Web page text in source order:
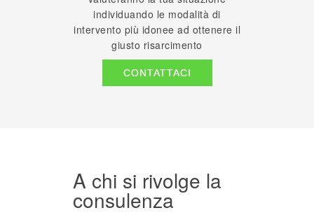
individuando le modalità di
intervento più idonee ad ottenere il
giusto risarcimento
CONTATTACI
A chi si rivolge la
consulenza